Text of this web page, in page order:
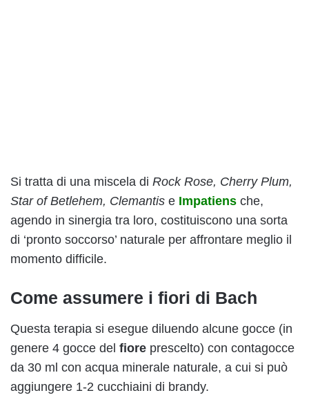
Si tratta di una miscela di Rock Rose, Cherry Plum,
Star of Betlehem, Clemantis e Impatiens che,
agendo in sinergia tra loro, costituiscono una sorta
di ‘pronto soccorso’ naturale per affrontare meglio il
momento difficile.
Come assumere i fiori di Bach
Questa terapia si esegue diluendo alcune gocce (in
genere 4 gocce del fiore prescelto) con contagocce
da 30 ml con acqua minerale naturale, a cui si può
aggiungere 1-2 cucchiaini di brandy.